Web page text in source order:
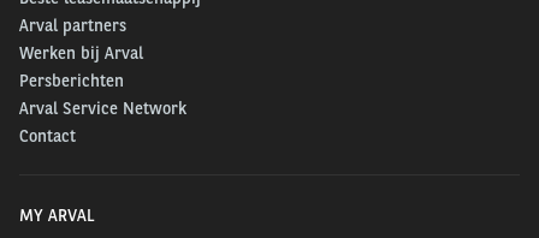
Arval partners
Werken bij Arval
Persberichten
Arval Service Network
Contact
MY ARVAL